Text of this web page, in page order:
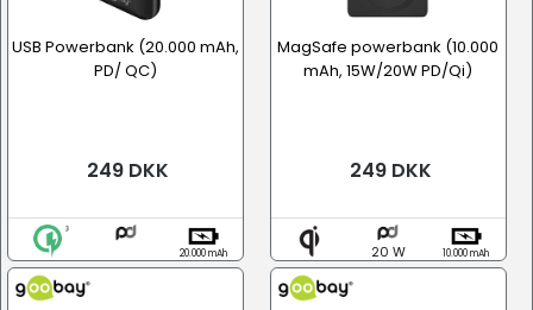
USB Powerbank (20.000 mAh,
PD/ QC)
249 DKK
20.000 mAh
MagSafe powerbank (10.000
mAh, 15W/20W PD/Qi)
249 DKK
20 W 10.000 mAh